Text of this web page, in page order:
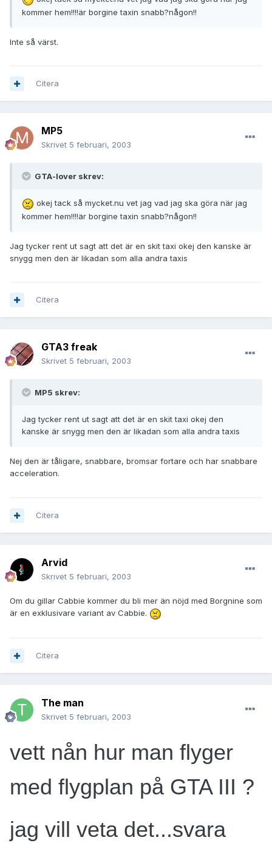
kommer hem!!!!är borgine taxin snabb?någon!!
Inte så värst.
Citera
MP5
Skrivet 5 februari, 2003
GTA-lover skrev:
okej tack så mycket.nu vet jag vad jag ska göra när jag
kommer hem!!!!är borgine taxin snabb?någon!!
Jag tycker rent ut sagt att det är en skit taxi okej den kanske är
snygg men den är likadan som alla andra taxis
Citera
GTA3 freak
Skrivet 5 februari, 2003
MP5 skrev:
Jag tycker rent ut sagt att det är en skit taxi okej den
kanske är snygg men den är likadan som alla andra taxis
Nej den är tåligare, snabbare, bromsar fortare och har snabbare
acceleration.
Citera
Arvid
Skrivet 5 februari, 2003
Om du gillar Cabbie kommer du bli mer än nöjd med Borgnine som
är en exklusivare variant av Cabbie.
Citera
The man
Skrivet 5 februari, 2003
vett nån hur man flyger
med flygplan på GTA III ?
jag vill veta det...svara